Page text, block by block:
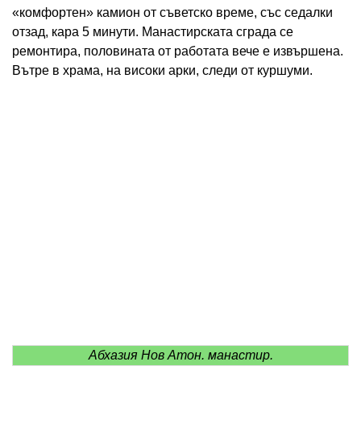
«комфортен» камион от съветско време, със седалки
отзад, кара 5 минути. Манастирската сграда се
ремонтира, половината от работата вече е извършена.
Вътре в храма, на високи арки, следи от куршуми.
Абхазия Нов Атон. манастир.